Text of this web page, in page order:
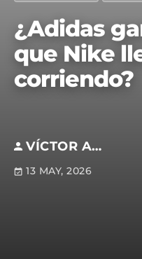
¿Adidas
que Nike
corriendo?
VÍCTOR ALVARADO
13 MAY, 2026